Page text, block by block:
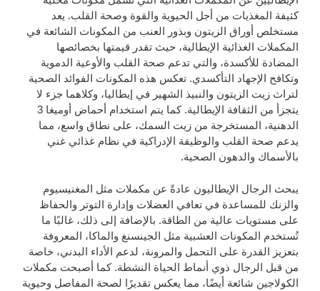
كثيفة المغذيات من أجل الحيوية والقوة وصحة القلب. يعد
مستخلص أوراق الزيتون وبذور العنب من المكونات الشائعة في
المكملات الغذائية الإيطالية، حيث تقدر قيمتها بخصائصها
المضادة للأكسدة، والتي تدعم صحة القلب والأوعية الدموية
وتكافح الإجهاد التأكسدي. تعكس هذه المكونات الفوائد الصحية
لتراث زيت الزيتون والنبيذ الشهير في إيطاليا، وكلاهما جزء لا
يتجزأ من الثقافة الإيطالية. كما يتم استخدام أحماض أوميغا 3
الدهنية، المستخرجة من زيت السمك، على نطاق واسع، مما
يدعم صحة القلب والوظيفة الإدراكية في نظام غذائي غني
بالأسماك والدهون الصحية.
يبحث الرجال الإيطاليون عادةً عن مكملات مثل المغنيسيوم
والزنك للمساعدة في تعافي العضلات وإدارة التوتر والحفاظ
على مستويات عالية من الطاقة. بالإضافة إلى ذلك، غالبًا ما
تُستخدم المكونات العشبية مثل الجينسنغ والماكا، المعروفة
بتعزيز القدرة على التحمل والمرونة، لدعم الأداء البدني، خاصة
من قبل الرجال ذوي أنماط الحياة النشطة. كما أصبحت مكملات
الكولاجين شائعة أيضًا، مما يعكس تقديرًا لصحة المفاصل وحيوية